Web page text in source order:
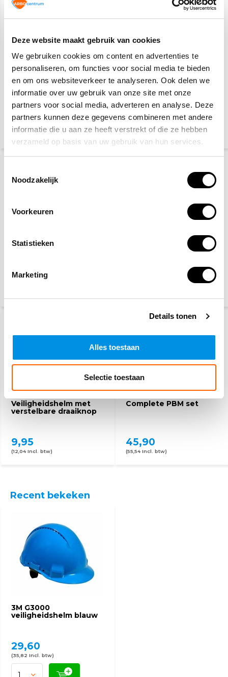
Deze website maakt gebruik van cookies
We gebruiken cookies om content en advertenties te
personaliseren, om functies voor social media te bieden
en om ons websiteverkeer te analyseren. Ook delen we
informatie over uw gebruik van onze site met onze
partners voor social media, adverteren en analyse. Deze
partners kunnen deze gegevens combineren met andere
informatie die u aan ze heeft verstrekt of die ze hebben
verzameld op basis van uw gebruik van hun services.
Noodzakelijk
Voorkeuren
Statistieken
Marketing
Details tonen
Alles toestaan
Selectie toestaan
27,50
Gele hesjes 25-pack
115,-89,95
Veiligheidshelm/bouwhelm
veiligheidspakket
Veiligheidshelm met
verstelbare draaiknop
9,95
(12,04 Incl. btw)
Complete PBM set
45,90
(55,54 Incl. btw)
Recent bekeken
3M G3000
veiligheidshelm blauw
29,60
(35,82 Incl. btw)